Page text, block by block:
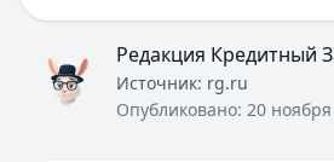
Редакция Кредитный
Источник: rg.ru
Опубликовано: 20 ноября